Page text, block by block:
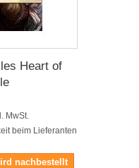
Heart of
MwSt.
beim Lieferanten
nachbestellt